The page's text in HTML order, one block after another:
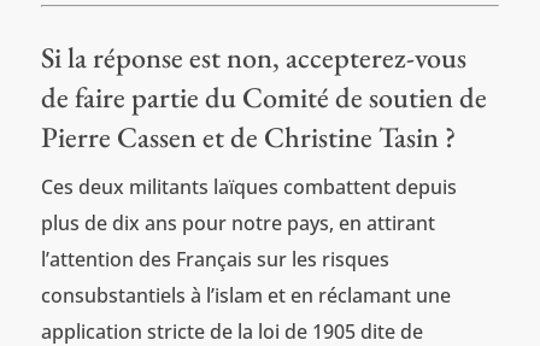
Si la réponse est non, accepterez-vous
de faire partie du Comité de soutien de
Pierre Cassen et de Christine Tasin ?
Ces deux militants laïques combattent depuis
plus de dix ans pour notre pays, en attirant
l’attention des Français sur les risques
consubstantiels à l’islam et en réclamant une
application stricte de la loi de 1905 dite de